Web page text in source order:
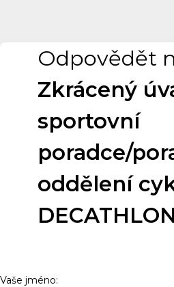
Odpovědět
Zkrácený
sportovní
poradce/
oddělení
DECATHLON
Vaše jméno: